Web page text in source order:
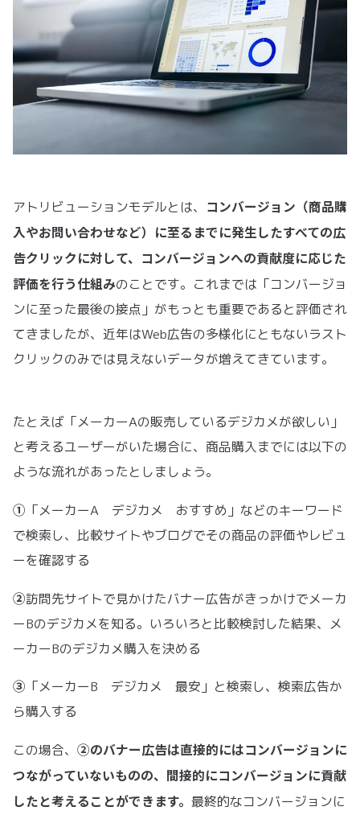
アトリビューションモデルとは、 コンバージョン（商品購
入やお問い合わせなど）に至るまでに発生したすべての広
告クリックに対して、コンバージョンへの貢献度に応じた
評価を行う仕組みのことです。これまでは「コンバージョ
ンに至った最後の接点」がもっとも重要であると評価され
てきましたが、近年はWeb広告の多様化にともないラスト
クリックのみでは見えないデータが増えてきています。
たとえば「メーカーAの販売しているデジカメが欲しい」
と考えるユーザーがいた場合に、商品購入までには以下の
ような流れがあったとしましょう。
① 「メーカーA デジカメ おすすめ」などのキーワード
で検索し、比較サイトやブログでその商品の評価やレビュ
ーを確認する
②訪問先サイトで見かけたバナー広告がきっかけでメーカ
ーBのデジカメを知る。いろいろと比較検討した結果、メ
ーカーBのデジカメ購入を決める
③ 「メーカーB デジカメ 最安」と検索し、検索広告か
ら購入する
この場合、 ②のバナー広告は直接的にはコンバージョンに
つながっていないものの、間接的にコンバージョンに貢献
したと考えることができます。 最終的なコンバージョンに